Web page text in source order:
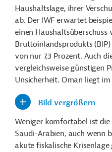
Haushaltslage, ihrer
ab. Der IWF erwartet
einen Haushaltsüberschuss
Bruttoinlandsprodukts
von nur 7,3 Prozent. Auch
vergleichsweise günstigen
Unsicherheit. Oman liegt
Bild vergrößern
Weniger komfortabel ist
Saudi-Arabien, auch wenn
akute fiskalische